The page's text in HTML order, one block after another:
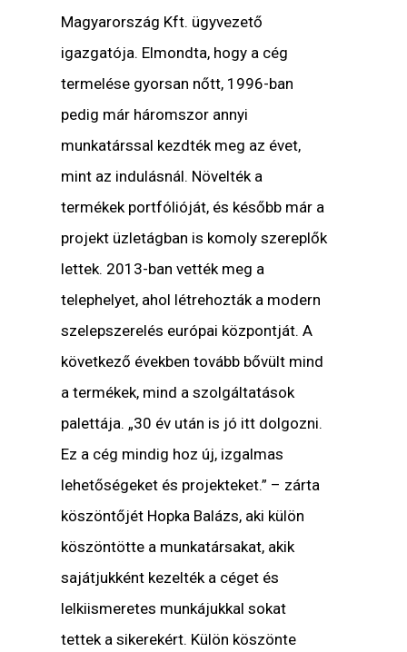
Magyarország Kft. ügyvezető
igazgatója. Elmondta, hogy a cég
termelése gyorsan nőtt, 1996-ban
pedig már háromszor annyi
munkatárssal kezdték meg az évet,
mint az indulásnál. Növelték a
termékek portfólióját, és később már a
projekt üzletágban is komoly szereplők
lettek. 2013-ban vették meg a
telephelyet, ahol létrehozták a modern
szelepszerelés európai központját. A
következő években tovább bővült mind
a termékek, mind a szolgáltatások
palettája. „30 év után is jó itt dolgozni.
Ez a cég mindig hoz új, izgalmas
lehetőségeket és projekteket.” – zárta
köszöntőjét Hopka Balázs, aki külön
köszöntötte a munkatársakat, akik
sajátjukként kezelték a céget és
lelkiismeretes munkájukkal sokat
tettek a sikerekért. Külön köszönte